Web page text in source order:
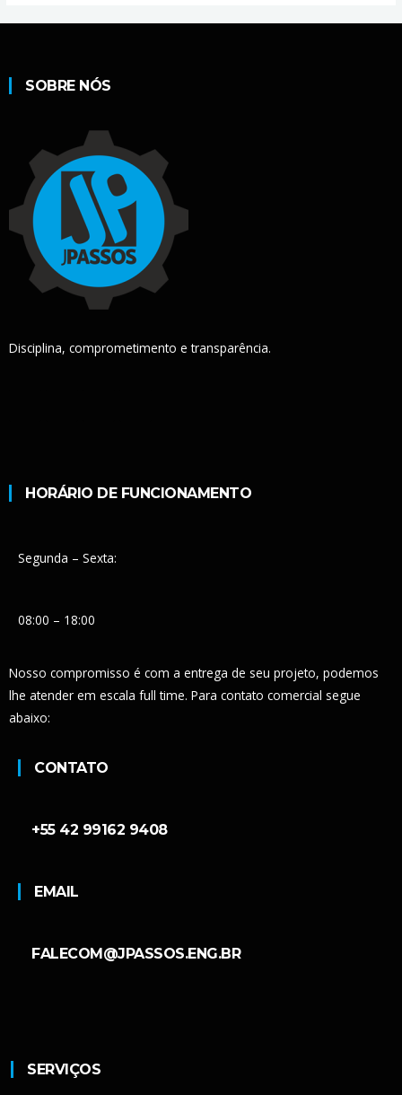
SOBRE NÓS
Disciplina, comprometimento e transparência.
HORÁRIO DE FUNCIONAMENTO
Segunda – Sexta:
08:00 – 18:00
Nosso compromisso é com a entrega de seu projeto, podemos
lhe atender em escala full time. Para contato comercial segue
abaixo:
CONTATO
+55 42 99162 9408
EMAIL
FALECOM@JPASSOS.ENG.BR
SERVIÇOS